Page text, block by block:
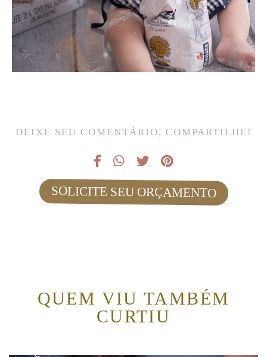
DEIXE SEU COMENTÁRIO, COMPARTILHE!
SOLICITE SEU ORÇAMENTO
QUEM VIU TAMBÉM
CURTIU